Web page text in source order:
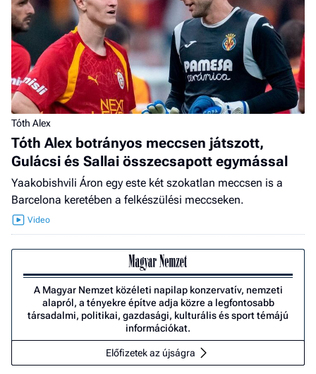
Tóth Alex
Tóth Alex botrányos meccsen játszott,
Gulácsi és Sallai összecsapott egymással
Yaakobishvili Áron egy este két szokatlan meccsen is a
Barcelona keretében a felkészülési meccseken.
A Magyar Nemzet közéleti napilap konzervatív, nemzeti
alapról, a tényekre építve adja közre a legfontosabb
társadalmi, politikai, gazdasági, kulturális és sport témájú
információkat.
Előfizetek az újságra